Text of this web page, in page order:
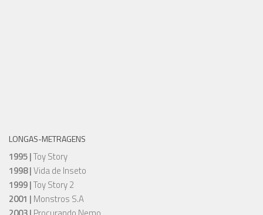
LONGAS-METRAGENS
1995 |Toy Story
1998 |Vida de Inseto
1999 |Toy Story 2
2001 | Monstros S.A